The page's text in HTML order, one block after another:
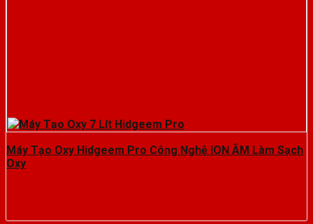
Máy Tạo Oxy Hidgeem Pro Công Nghệ ION ÂM Làm Sạch
Oxy